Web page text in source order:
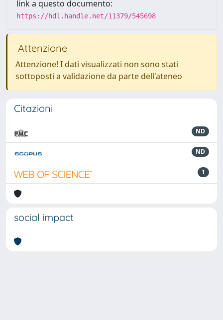
link a questo documento:
https://hdl.handle.net/11379/545698
Attenzione
Attenzione! I dati visualizzati non sono stati
sottoposti a validazione da parte dell'ateneo
Citazioni
ND
ND
1
social impact